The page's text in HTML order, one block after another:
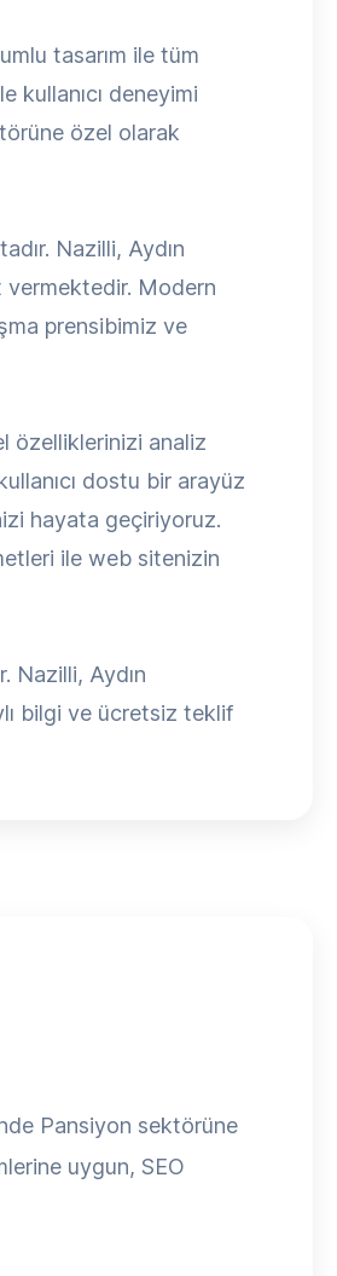
tasarım ile tüm
kullanıcı deneyimi
özel olarak
Nazilli, Aydın
Modern
prensibimiz ve
özelliklerinizi analiz
dostu bir arayüz
hayata geçiriyoruz.
ile web sitenizin
Nazilli, Aydın
bilgi ve ücretsiz teklif
Pansiyon sektörüne
uygun, SEO